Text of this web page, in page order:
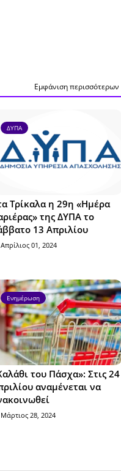
Εμφάνιση περισσότερων
ΔΥΠΑ
Τρίκαλα η 29η «Ημέρα
της ΔΥΠΑ το
13 Απριλίου
Απρίλιος 01, 2024
Ενημέρωση
του Πάσχα»: Στις 24
αναμένεται να
Μάρτιος 28, 2024